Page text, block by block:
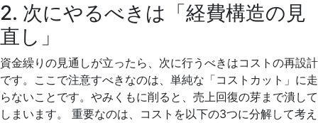
2. 次にやるべきは「経費構造の見
直し」
資金繰りの見通しが立ったら、次に行うべきはコストの再設計
です。ここで注意すべきなのは、単純な「コストカット」に走
らないことです。やみくもに削ると、売上回復の芽まで潰して
しまいます。 重要なのは、コストを以下の3つに分解して考え